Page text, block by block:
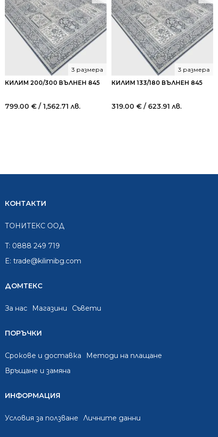
КИЛИМ 200/300 ВЪЛНЕН 845
3 размера
799.00 € / 1,562.71 лв.
КИЛИМ 133/180 ВЪЛНЕН 845
3 размера
319.00 € / 623.91 лв.
КОНТАКТИ
ТОНИТЕКС ООД
T: 0888 249 719
E: trade@kilimibg.com
ДОМТЕКС
За нас Mагазини Съвети
ПОРЪЧКИ
Срокове и доставка
Методи на плащане
Връщане и замяна
ИНФОРМАЦИЯ
Условия за ползване Личните данни